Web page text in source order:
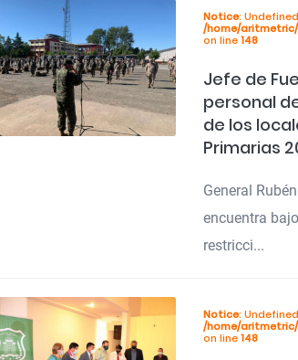
Notice:
/home/
on line148
Jefe de
personal
de los
Primarias
General
encuentra
restricci...
Notice:
/home/
on line148